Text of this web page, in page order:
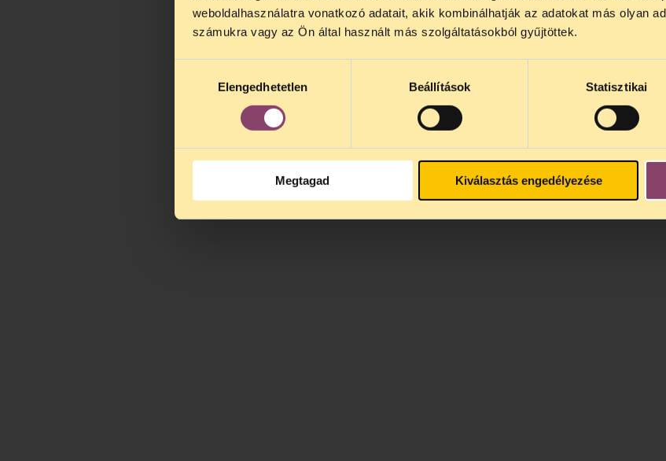
weboldalhasználatra vonatkozó adatait, akik kombinálhatják az adatokat más olyan
számukra vagy az Ön által használt más szolgáltatásokból gyűjtöttek.
kiválasztásaElengedhetetlen Beállítások Statisztikai
Megtagad Kiválasztás engedélyezése
Kedves érdeklődő, Tájékoztatjuk, hogy
telefonos
augusztus 24 között szünetel
. Az első telefonos jogsegély
kedden, 13 és 15 óra között lesz
jogsegely@tasz.hu
alatt is elér minket.